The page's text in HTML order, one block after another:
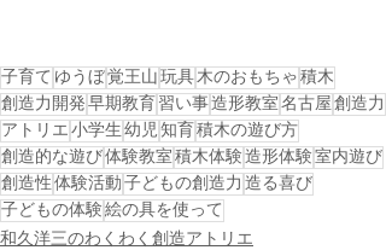
子育て ゆうぼ覚王山玩具木のおもちゃ積木
創造力開発早期教育 習い事造形教室名古屋創造力
アトリエ小学生幼児知育積木の遊び方
創造的な遊び体験教室積木体験造形体験室内遊び
創造性体験活動子どもの創造力 造る喜び
子どもの体験絵の具を使って
和久洋三のわくわく創造アトリエ